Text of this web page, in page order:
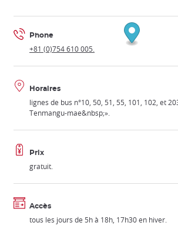
Phone
+81 (0)754 610 005.
Horaires
lignes de bus n°10, 50, 51, 55, 101, 102, et
Tenmangu-mae&nbsp;».
Prix
gratuit.
Accès
tous les jours de 5h à 18h, 17h30 en hiver.